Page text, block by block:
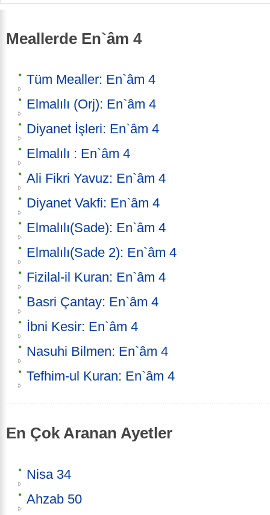
Meallerde En`âm 4
Tüm Mealler: En`âm 4
Elmalılı (Orj): En`âm 4
Diyanet İşleri: En`âm 4
Elmalılı : En`âm 4
Ali Fikri Yavuz: En`âm 4
Diyanet Vakfi: En`âm 4
Elmalılı(Sade): En`âm 4
Elmalılı(Sade 2): En`âm 4
Fizilal-il Kuran: En`âm 4
Basri Çantay: En`âm 4
İbni Kesir: En`âm 4
Nasuhi Bilmen: En`âm 4
Tefhim-ul Kuran: En`âm 4
En Çok Aranan Ayetler
Nisa 34
Ahzab 50